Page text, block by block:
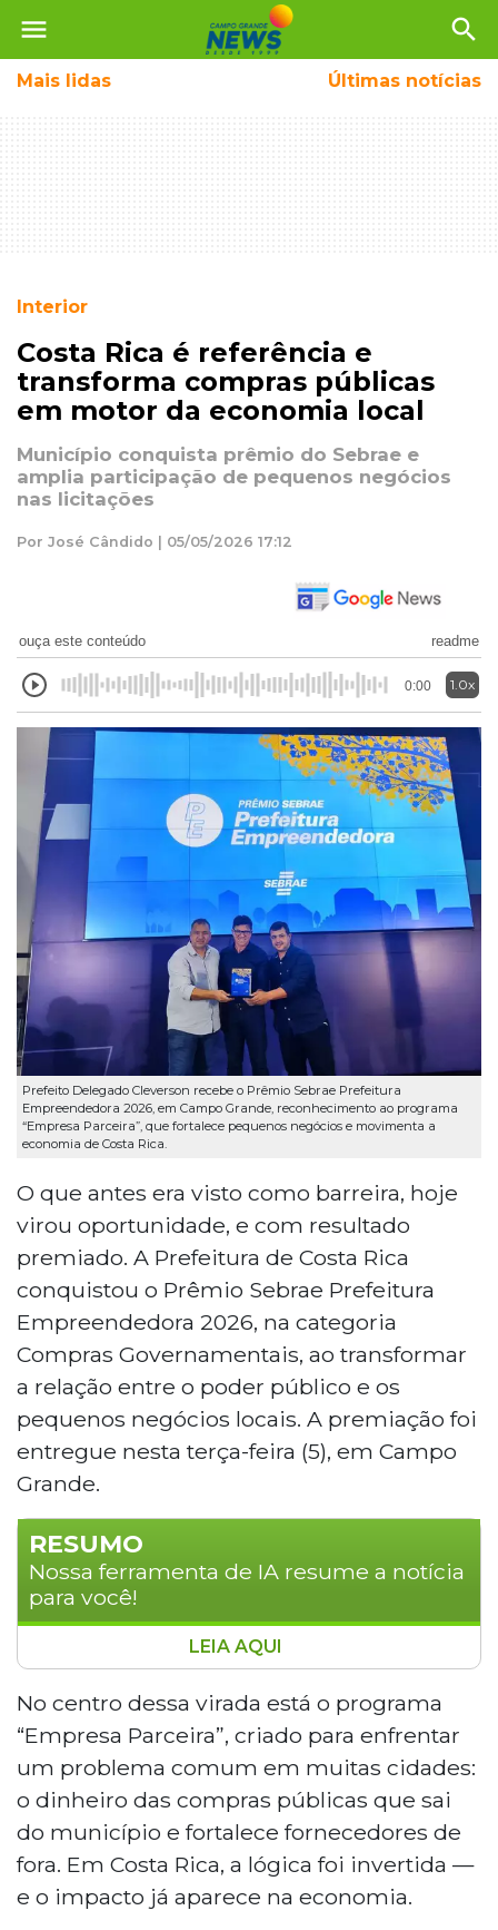
menu search
Mais lidas Últimas notícias
Interior
Costa Rica é referência e
transforma compras públicas
em motor da economia local
Município conquista prêmio do Sebrae e
amplia participação de pequenos negócios
nas licitações
Por José Cândido | 05/05/2026 17:12
ouça este conteúdo readme
0:00 1.0x
Prefeito Delegado Cleverson recebe o Prêmio Sebrae Prefeitura
Empreendedora 2026, em Campo Grande, reconhecimento ao programa
“Empresa Parceira”, que fortalece pequenos negócios e movimenta a
economia de Costa Rica.
O que antes era visto como barreira, hoje
virou oportunidade, e com resultado
premiado. A Prefeitura de Costa Rica
conquistou o Prêmio Sebrae Prefeitura
Empreendedora 2026, na categoria
Compras Governamentais, ao transformar
a relação entre o poder público e os
pequenos negócios locais. A premiação foi
entregue nesta terça-feira (5), em Campo
Grande.
RESUMO
Nossa ferramenta de IA resume a notícia
para você!
A Prefeitura de Costa Rica conquistou o
Prêmio Sebrae Prefeitura Empreendedora
2026, na categoria Compras Governamentais,
com o programa Empresa Parceira, que
reduziu a burocracia e capacitou pequenos
negócios locais para participar de licitações.
Com investimento de R$ 32,8 mil, o município
viu o saldo de empresas formais crescer 64% e
o tempo de abertura de negócios cair de 48
para 12 horas.
LEIA AQUI
No centro dessa virada está o programa
“Empresa Parceira”, criado para enfrentar
um problema comum em muitas cidades:
o dinheiro das compras públicas que sai
do município e fortalece fornecedores de
fora. Em Costa Rica, a lógica foi invertida —
e o impacto já aparece na economia.